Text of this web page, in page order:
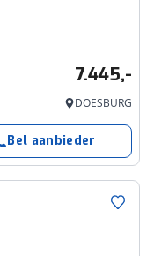
7.445,-
DOESBURG
Bel aanbieder